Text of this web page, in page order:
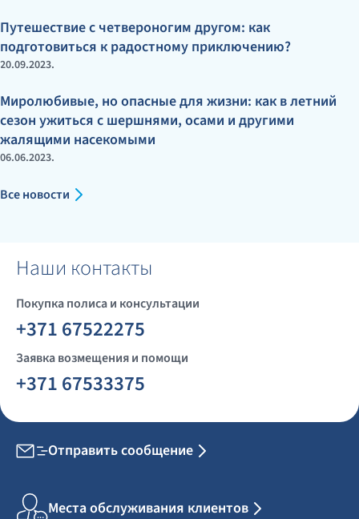
Путешествие с четвероногим другом: как
подготовиться к радостному приключению?
20.09.2023.
Миролюбивые, но опасные для жизни: как в летний
сезон ужиться с шершнями, осами и другими
жалящими насекомыми
06.06.2023.
Все новости
Наши контакты
Покупка полиса и консультации
+371 67522275
Заявка возмещения и помощи
+371 67533375
Отправить сообщение
Места обслуживания клиентов